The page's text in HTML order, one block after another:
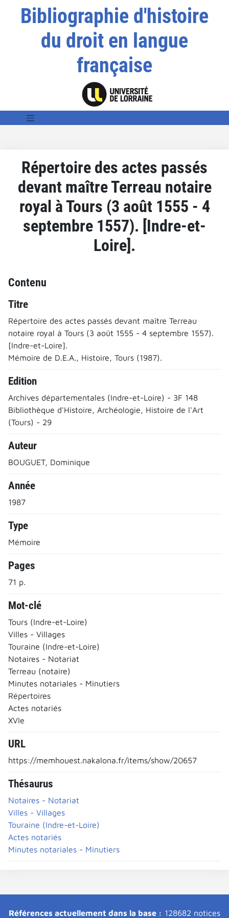
Bibliographie d'histoire
du droit en langue
française
Répertoire des actes passés
devant maître Terreau notaire
royal à Tours (3 août 1555 - 4
septembre 1557). [Indre-et-
Loire].
Contenu
Titre
Répertoire des actes passés devant maître Terreau
notaire royal à Tours (3 août 1555 - 4 septembre 1557).
[Indre-et-Loire].
Mémoire de D.E.A., Histoire, Tours (1987).
Edition
Archives départementales (Indre-et-Loire) - 3F 148
Bibliothèque d'Histoire, Archéologie, Histoire de l'Art
(Tours) - 29
Auteur
BOUGUET, Dominique
Année
1987
Type
Mémoire
Pages
71 p.
Mot-clé
Tours (Indre-et-Loire)
Villes - Villages
Touraine (Indre-et-Loire)
Notaires - Notariat
Terreau (notaire)
Minutes notariales - Minutiers
Répertoires
Actes notariés
XVIe
URL
https://memhouest.nakalona.fr/items/show/20657
Thésaurus
Notaires - Notariat
Villes - Villages
Touraine (Indre-et-Loire)
Actes notariés
Minutes notariales - Minutiers
Références actuellement dans la base : 128682 notices